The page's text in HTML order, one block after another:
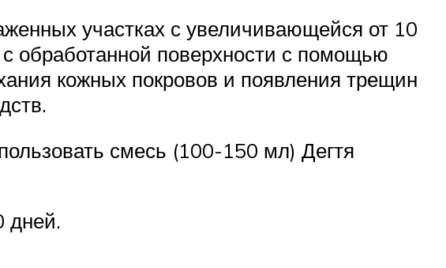
участках с увеличивающейся от 10
обработанной поверхности с помощью
кожных покровов и появления трещин
смесь (100-150 мл) Дегтя
дней.